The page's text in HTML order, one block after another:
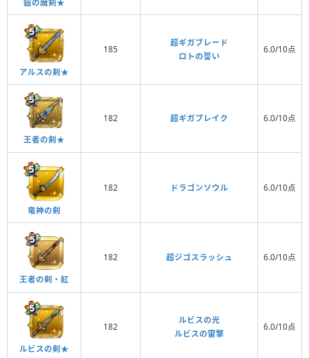
鎧の魔剣★
アルスの剣★
185
超ギガブレード
ロトの誓い
6.0/10点
王者の剣★
182 超ギガブレイク 6.0/10点
竜神の剣
182 ドラゴンソウル 6.0/10点
王者の剣・紅
182 超ジゴスラッシュ 6.0/10点
ルビスの剣★
182
ルビスの光
ルビスの雷撃
6.0/10点